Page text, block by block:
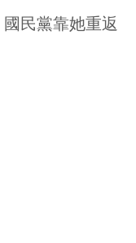
民黨靠她重返